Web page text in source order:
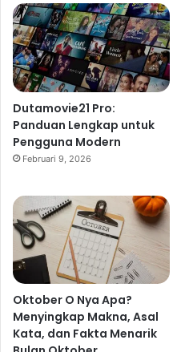
Dutamovie21 Pro:
Panduan Lengkap untuk
Pengguna Modern
Februari 9, 2026
Oktober O Nya Apa?
Menyingkap Makna, Asal
Kata, dan Fakta Menarik